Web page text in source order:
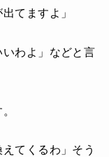
てますよ」
いわよ」などと言
てくるわ」そう